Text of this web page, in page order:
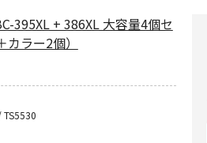
395XL + 386XL 大容量4個セ
ラー2個）
TS5530